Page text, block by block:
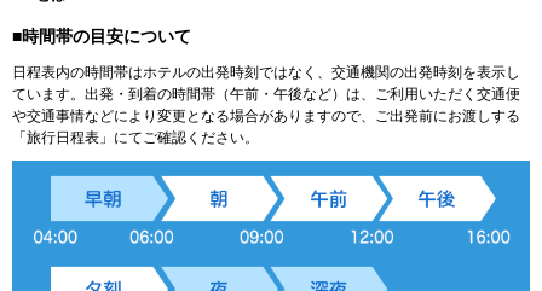
■時間帯の目安について
日程表内の時間帯はホテルの出発時刻ではなく、交通機関の出発時刻を表示し
ています。出発・到着の時間帯（午前・午後など）は、ご利用いただく交通便
や交通事情などにより変更となる場合がありますので、ご出発前にお渡しする
「旅行日程表」にてご確認ください。